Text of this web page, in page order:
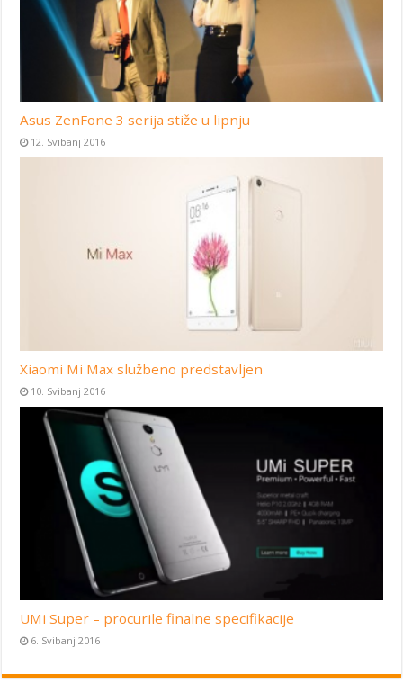
Asus ZenFone 3 serija stiže u lipnju
12. Svibanj 2016
Xiaomi Mi Max službeno predstavljen
10. Svibanj 2016
UMi Super – procurile finalne specifikacije
6. Svibanj 2016